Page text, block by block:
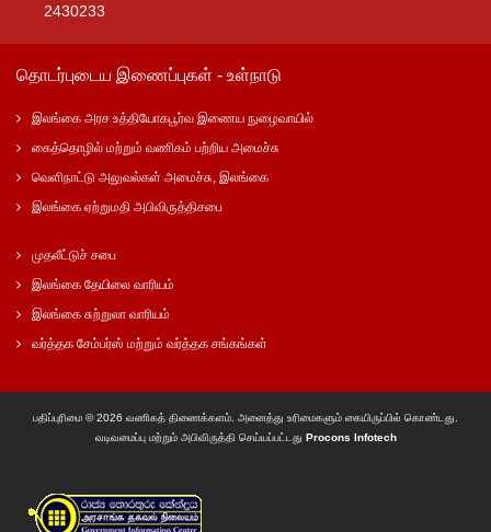
2430233
தொடர்புடைய இணைப்புகள் - உள்நாடு
இலங்கை அரச உத்தியோகபூர்வ இணைய நுழைவாயில்
கைத்தொழில் மற்றும் வணிகம் பற்றிய அமைச்சு
வெளிநாட்டு அலுவல்கள் அமைச்சு, இலங்கை
இலங்கை ஏற்றுமதி அபிவிருத்திசபை
முதலீட்டுச் சபை
இலங்கை தேயிலை வாரியம்
இலங்கை சுற்றுலா வாரியம்
வர்த்தக சேம்பர்ஸ் மற்றும் வர்த்தக சங்கங்கள்
பதிப்புரிமை © 2026 வணிகத் திணைக்களம். அனைத்து உரிமைகளும் கையிருப்பில் கொண்டது.
வடிவமைப்பு மற்றும் அபிவிருத்தி செய்யப்பட்டது Procons Infotech